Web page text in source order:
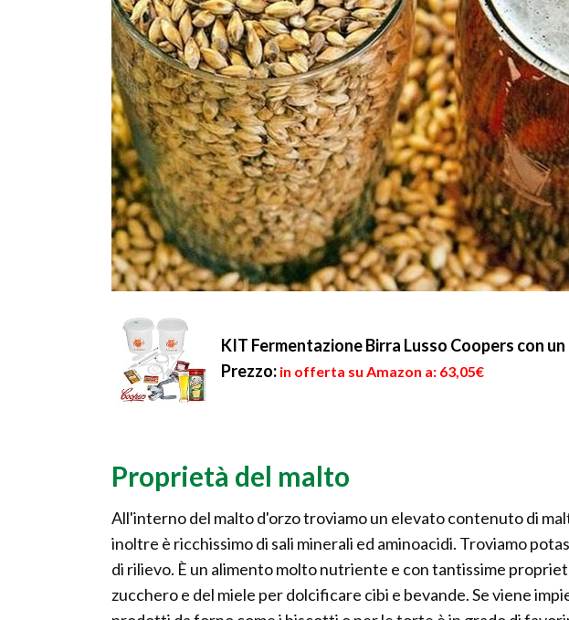
KIT Fermentazione Birra Lusso Coopers con
Prezzo: in offerta su Amazon a: 63,05€
Proprietà del malto
All'interno del malto d'orzo troviamo un elevato contenuto di
inoltre è ricchissimo di sali minerali ed aminoacidi. Troviamo
di rilievo. È un alimento molto nutriente e con tantissime
zucchero e del miele per dolcificare cibi e bevande. Se viene